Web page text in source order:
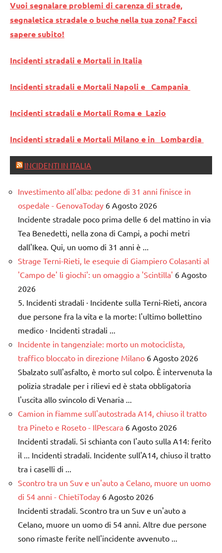
Vuoi segnalare problemi di carenza di strade,
segnaletica stradale o buche nella tua zona? Facci
sapere subito!
Incidenti stradali e Mortali in Italia
Incidenti stradali e Mortali Napoli e Campania
Incidenti stradali e Mortali Roma e Lazio
Incidenti stradali e Mortali Milano e in Lombardia
INCIDENTI IN ITALIA
Investimento all'alba: pedone di 31 anni finisce in
ospedale - GenovaToday 6 Agosto 2026
Incidente stradale poco prima delle 6 del mattino in via
Tea Benedetti, nella zona di Campi, a pochi metri
dall'Ikea. Qui, un uomo di 31 anni è ...
Strage Terni-Rieti, le esequie di Giampiero Colasanti al
'Campo de' li giochi': un omaggio a 'Scintilla' 6 Agosto
2026
5. Incidenti stradali · Incidente sulla Terni-Rieti, ancora
due persone fra la vita e la morte: l'ultimo bollettino
medico · Incidenti stradali ...
Incidente in tangenziale: morto un motociclista,
traffico bloccato in direzione Milano 6 Agosto 2026
Sbalzato sull'asfalto, è morto sul colpo. È intervenuta la
polizia stradale per i rilievi ed è stata obbligatoria
l'uscita allo svincolo di Venaria ...
Camion in fiamme sull'autostrada A14, chiuso il tratto
tra Pineto e Roseto - IlPescara 6 Agosto 2026
Incidenti stradali. Si schianta con l'auto sulla A14: ferito
il ... Incidenti stradali. Incidente sull'A14, chiuso il tratto
tra i caselli di ...
Scontro tra un Suv e un'auto a Celano, muore un uomo
di 54 anni - ChietiToday 6 Agosto 2026
Incidenti stradali. Scontro tra un Suv e un'auto a
Celano, muore un uomo di 54 anni. Altre due persone
sono rimaste ferite nell'incidente avvenuto ...